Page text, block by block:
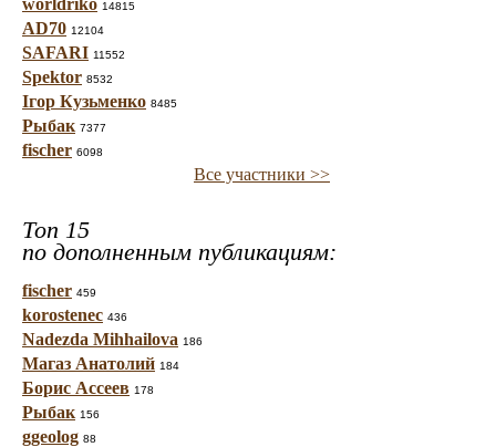
worldriko 14815
AD70 12104
SAFARI 11552
Spektor 8532
Ігор Кузьменко 8485
Рыбак 7377
fischer 6098
Все участники >>
Топ 15
по дополненным публикациям:
fischer 459
korostenec 436
Nadezda Mihhailova 186
Магаз Анатолий 184
Борис Ассеев 178
Рыбак 156
ggeolog 88